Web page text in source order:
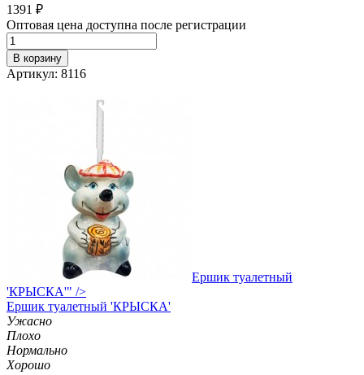
1391 ₽
Оптовая цена доступна после регистрации
В корзину
Артикул: 8116
Ершик туалетный
'КРЫСКА'" />
Ершик туалетный 'КРЫСКА'
Ужасно
Плохо
Нормально
Хорошо